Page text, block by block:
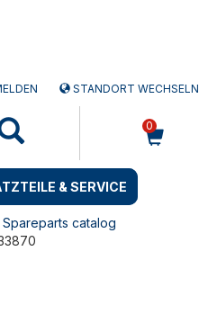
STANDORT WECHSELN
0
& SERVICE
Spareparts catalog